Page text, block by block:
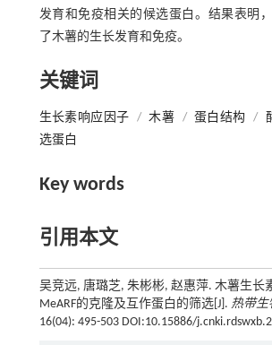
发育和免疫相关的候选蛋白。结果表明，
了木薯的生长发育和免疫。
关键词
生长素响应因子 / 木薯 / 蛋白结构 /
选蛋白
Key words
引用本文
吴竞远, 唐璐芝, 朱彬彬, 赵惠萍. 木薯生长
MeARF的克隆及互作蛋白的筛选[J]. 热带生
16(04): 495-503 DOI:10.15886/